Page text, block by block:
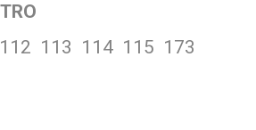
113 114 115 173